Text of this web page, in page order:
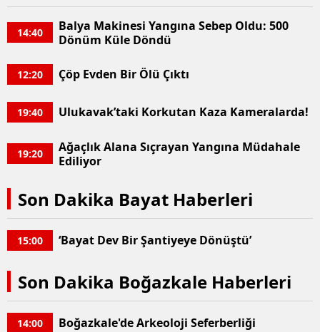
14:40
Balya Makinesi Yangına Sebep Oldu: 500
Dönüm Küle Döndü
12:20 Çöp Evden Bir Ölü Çıktı
19:40 Ulukavak’taki Korkutan Kaza Kameralarda!
19:20
Ağaçlık Alana Sıçrayan Yangına Müdahale
Ediliyor
Son Dakika Bayat Haberleri
15:00 ‘Bayat Dev Bir Şantiyeye Dönüştü’
Son Dakika Boğazkale Haberleri
14:00 Boğazkale'de Arkeoloji Seferberliği